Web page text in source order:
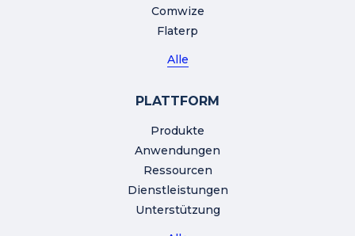
Comwize
Flaterp
Alle
PLATTFORM
Produkte
Anwendungen
Ressourcen
Dienstleistungen
Unterstützung